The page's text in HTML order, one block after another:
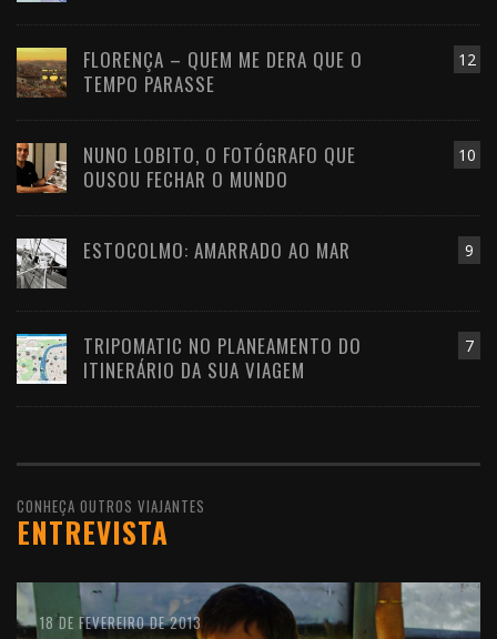
12
FLORENÇA – QUEM ME DERA QUE O
TEMPO PARASSE
10
NUNO LOBITO, O FOTÓGRAFO QUE
OUSOU FECHAR O MUNDO
9
ESTOCOLMO: AMARRADO AO MAR
7
TRIPOMATIC NO PLANEAMENTO DO
ITINERÁRIO DA SUA VIAGEM
CONHEÇA OUTROS VIAJANTES
ENTREVISTA
10 DE FEVEREIRO DE 2016
18 DE FEVEREIRO DE 2013
11 DE OUTUBRO DE 2012